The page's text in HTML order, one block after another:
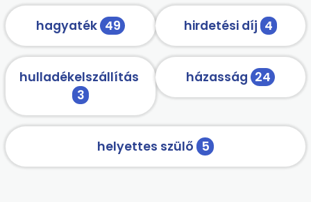
hagyaték 49 hirdetési díj 4
hulladékelszállítás
3
házasság 24
helyettes szülő 5